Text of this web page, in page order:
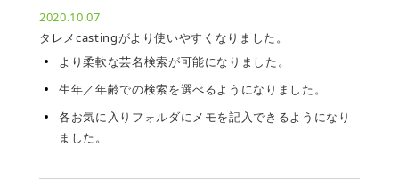
2020.10.07
タレメcastingがより使いやすくなりました。
より柔軟な芸名検索が可能になりました。
生年／年齢での検索を選べるようになりました。
各お気に入りフォルダにメモを記入できるようになり
ました。